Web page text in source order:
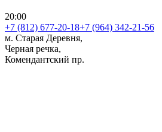
20:00
+7 (812) 677-20-18+7 (964) 342-21-56
м. Старая Деревня,
Черная речка,
Комендантский пр.